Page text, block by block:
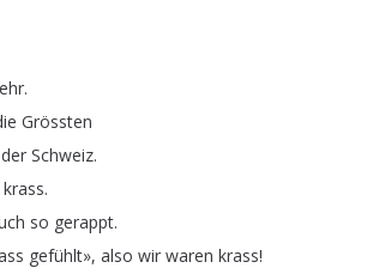
.
Grössten
der Schweiz.
krass.
so gerappt.
gefühlt», also wir waren krass!